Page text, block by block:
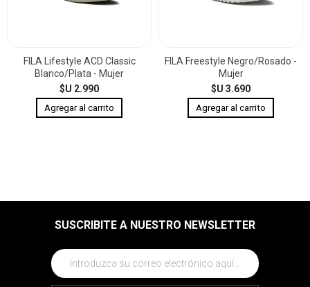
FILA Lifestyle ACD Classic
Blanco/Plata - Mujer
$U 2.990
FILA Freestyle Negro/Rosado -
Mujer
$U 3.690
SUSCRIBITE A NUESTRO NEWSLETTER